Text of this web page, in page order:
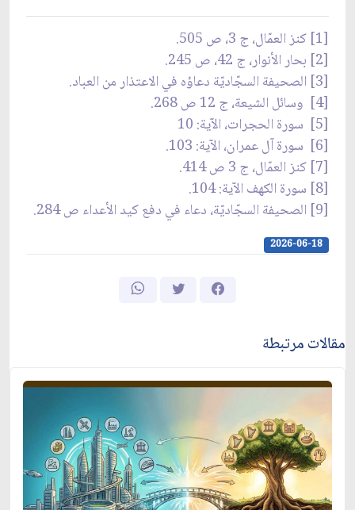
[1] كنز العمّال، ج 3، ص 505.
[2] بحار الأنوار، ج 42، ص 245.
[3] الصحيفة السجّاديّة دعاؤه في الاعتذار من العباد.
[4] وسائل الشيعة، ج 12 ص 268.
[5] سورة الحجرات، الآية: 10
[6] سورة آل عمران، الآية: 103.
[7] كنز العمّال، ج 3 ص 414.
[8] سورة الكهف الآية: 104.
[9] الصحيفة السجّاديّة، دعاء في دفع كيد الأعداء ص 284.
2026-06-18
مقالات مرتبطة